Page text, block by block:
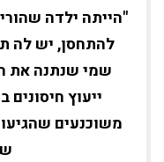
"הייתה ילדה
להתחסן, יש לה
שמי שנתנה את
ייעוץ
משוכנעים שהגיעו